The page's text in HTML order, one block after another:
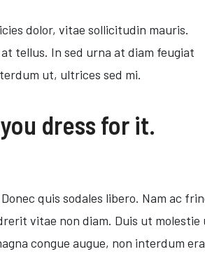
dolor, vitae sollicitudin mauris.
tellus. In sed urna at diam feugiat
ut, ultrices sed mi.
dress for it.
quis sodales libero. Nam ac
vitae non diam. Duis ut molestie
congue augue, non interdum